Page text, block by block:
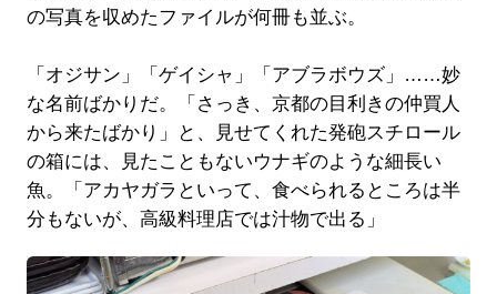
の写真を収めたファイルが何冊も並ぶ。
「オジサン」「ゲイシャ」「アブラボウズ」……妙
な名前ばかりだ。「さっき、京都の目利きの仲買人
から来たばかり」と、見せてくれた発砲スチロール
の箱には、見たこともないウナギのような細長い
魚。「アカヤガラといって、食べられるところは半
分もないが、高級料理店では汁物で出る」